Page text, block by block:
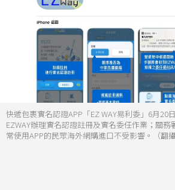
快遞包裹實名認證APP「EZ WAY易利委」6月20
EZWAY辦理實名認證註冊及實名委任作業；關
常使用APP的民眾海外網購進口不受影響。（翻